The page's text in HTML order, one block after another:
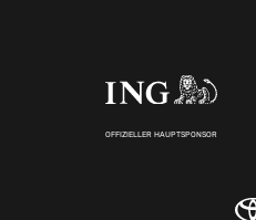
OFFIZIELLER HAUPTSPONSOR